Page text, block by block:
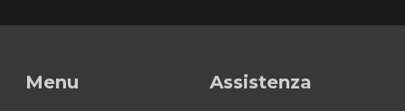
Menu Assistenza